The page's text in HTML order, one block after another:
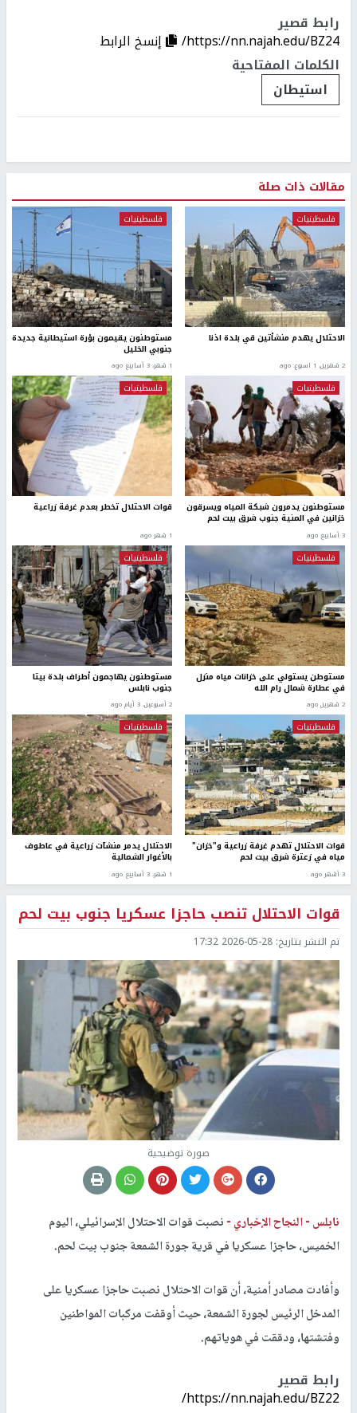
رابط قصير
https://nn.najah.edu/BZ24/
إنسخ الرابط
الكلمات المفتاحية
استيطان
مقالات ذات صلة
فلسطينيات
الاحتلال يهدم منشأتين قي بلدة اذنا
2 شهرين، 1 اسبوع. ago
فلسطينيات
مستوطنون يقيمون بؤرة استيطانية جديدة
جنوبي الخليل
1 شهر، 3 أسابيع ago
فلسطينيات
مستوطنون يدمرون شبكة المياه ويسرقون
خزانين في المنية جنوب شرق بيت لحم
3 أسابيع ago
فلسطينيات
قوات الاحتلال تخطر بعدم غرفة زراعية
1 شهر ago
فلسطينيات
مستوطن يستولي على خزانات مياه منزل
في عطارة شمال رام الله
2 شهرين ago
فلسطينيات
مستوطنون يهاجمون أطراف بلدة بيتا
جنوب نابلس
2 أسبوعين، 3 أيام ago
فلسطينيات
قوات الاحتلال تهدم غرفة زراعية و"خزان"
مياه في زعترة شرق بيت لحم
3 أشهر ago
فلسطينيات
الاحتلال يدمر منشآت زراعية في عاطوف
بالأغوار الشمالية
1 شهر، 3 أسابيع ago
قوات الاحتلال تنصب حاجزا عسكريا جنوب بيت لحم
تم النشر بتاريخ: 2026-05-28 17:32
صورة توضيحية
نابلس -النجاح الإخباري -نصبت قوات الاحتلال الإسرائيلي، اليوم
الخميس، حاجزا عسكريا في قرية جورة الشمعة جنوب بيت لحم.
وأفادت مصادر أمنية، أن قوات الاحتلال نصبت حاجزا عسكريا على
المدخل الرئيس لجورة الشمعة، حيث أوقفت مركبات المواطنين
وفتشتها، ودققت في هوياتهم.
رابط قصير
https://nn.najah.edu/BZ22/